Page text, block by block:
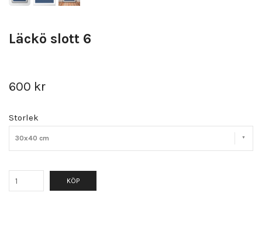
Läckö slott 6
600 kr
Storlek
30x40 cm
KÖP